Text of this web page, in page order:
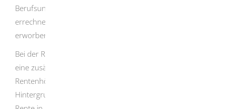
Berufsunfähigkeit wird aus allen rentenrechtlichen Zeiten
errechnet, die Sie bis zum Eintritt der Berufsunfähigkeit
erworben haben.
Bei der Rentenberechnung wird auch immer geprüft, ob
eine zusätzliche - fiktive - Zeit bei der Berechnung der
Rentenhöhe berücksichtigt werden kann. Dies hat den
Hintergrund, dass vor allem bei Inanspruchnahme der